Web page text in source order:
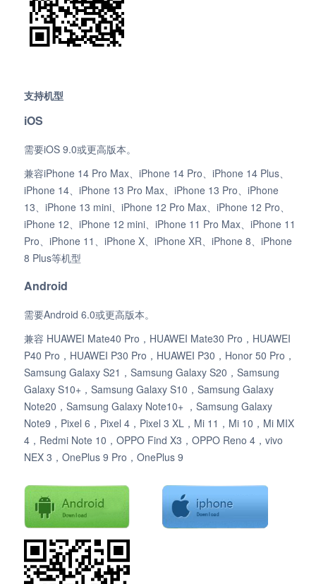
支持机型
iOS
需要iOS 9.0或更高版本。
兼容iPhone 14 Pro Max、iPhone 14 Pro、iPhone 14 Plus、
iPhone 14、iPhone 13 Pro Max、iPhone 13 Pro、iPhone
13、iPhone 13 mini、iPhone 12 Pro Max、iPhone 12 Pro、
iPhone 12、iPhone 12 mini、iPhone 11 Pro Max、iPhone 11
Pro、iPhone 11、iPhone X、iPhone XR、iPhone 8、iPhone
8 Plus等机型
Android
需要Android 6.0或更高版本。
兼容 HUAWEI Mate40 Pro，HUAWEI Mate30 Pro，HUAWEI
P40 Pro，HUAWEI P30 Pro，HUAWEI P30，Honor 50 Pro，
Samsung Galaxy S21，Samsung Galaxy S20，Samsung
Galaxy S10+，Samsung Galaxy S10，Samsung Galaxy
Note20，Samsung Galaxy Note10+ ，Samsung Galaxy
Note9，Pixel 6，Pixel 4，Pixel 3 XL，Mi 11，Mi 10，Mi MIX
4，Redmi Note 10，OPPO Find X3，OPPO Reno 4，vivo
NEX 3，OnePlus 9 Pro，OnePlus 9